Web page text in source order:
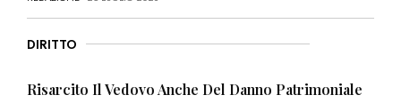
DIRITTO
Risarcito Il Vedovo Anche Del Danno Patrimoniale